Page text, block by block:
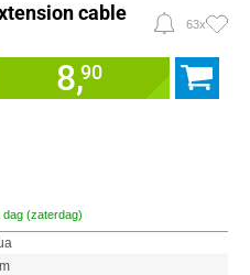
cable
63x
8,90
dag (zaterdag)